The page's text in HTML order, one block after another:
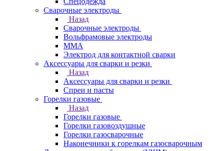
Сварочные электроды
Назад
Сварочные электроды
Вольфрамовые электроды
ММА
Электрод для контактной сварки
Аксессуары для сварки и резки
Назад
Аксессуары для сварки и резки
Спреи и пасты
Горелки газовые
Назад
Горелки газовые
Горелки газовоздушные
Горелки газосварочные
Наконечники к горелкам газосварочным